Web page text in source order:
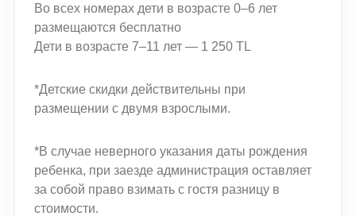
Во всех номерах дети в возрасте 0–6 лет
размещаются бесплатно
Дети в возрасте 7–11 лет — 1 250 TL
*Детские скидки действительны при
размещении с двумя взрослыми.
*В случае неверного указания даты рождения
ребенка, при заезде администрация оставляет
за собой право взимать с гостя разницу в
стоимости.